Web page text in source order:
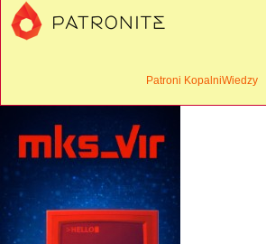
Patroni KopalniWiedzy